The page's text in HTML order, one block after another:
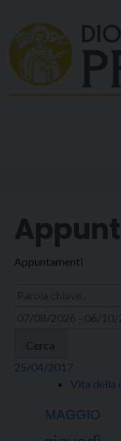
content
Appuntamenti
Cerca
25/04/2017
Vita della